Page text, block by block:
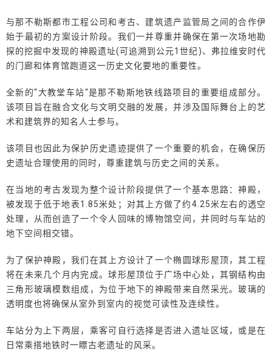
与那不勒斯都市工程公司和考古、建筑遗产监管局之间的合作伊
始于最初的方案设计阶段。我们一并尊重并确保在第一次场地勘
探的挖掘中发现的神殿遗址(可追溯到公元1世纪)、弗拉维安时代
的门廊和体育馆跑道这一历史文化要地的重要性。
全新的“大教堂车站“是那不勒斯地铁线路项目的重要组成部分。
该项目旨在融合文化与文明交融的发展，并涉及国际舞台上的艺
术和建筑界的知名人士参与。
该项目也因此为保护历史遗迹提供了一个重要的机会，在确保历
史遗址合理使用的同时，尊重建筑与历史之间的关系。
在当地的考古发现为整个设计阶段提供了一个基本思路：神殿，
被发现于低于地表1.85米处；对其上方做了约4.25米左右的透空
处理，从而创造了一个令人回味的博物馆空间，并同时与车站的
地下空间相交错。
为了保护神殿，我们在其上方设计了一个椭圆球形屋顶，其工程
将在未来几个月内完成。球形屋顶位于广场中心处，其钢结构由
三角形玻璃模数组成，为位于地下的神殿带来自然采光。玻璃的
透明度也将确保从室外到室内的视觉可读性及连续性。
车站分为上下两层，乘客可自行选择是否进入遗址区域，或是在
日常乘搭地铁时一瞟古老遗址的风采。